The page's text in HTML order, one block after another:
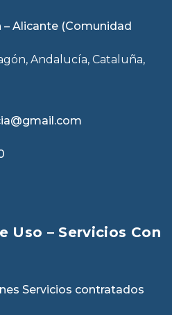
– Alicante (Comunidad
Andalucía, Cataluña,
Uso – Servicios Con
Servicios contratados